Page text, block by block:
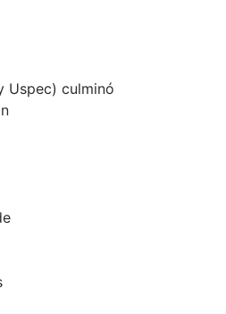
Uspec) culminó